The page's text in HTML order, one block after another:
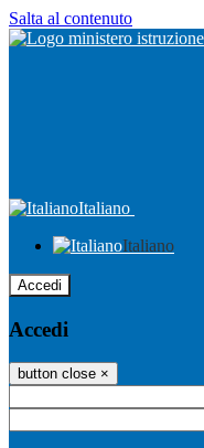
Salta al contenuto
Italiano
Italiano
Accedi
Accedi
button close ×